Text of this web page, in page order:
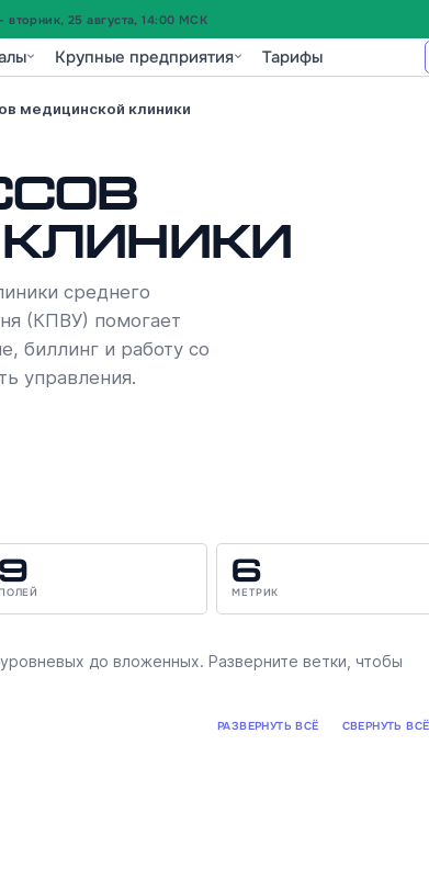
25 августа, 14:00 МСК
Крупные предприятия Тарифы
медицинской клиники
среднего
(КПВУ) помогает
биллинг и работу со
управления.
9 6
МЕТРИК
до вложенных. Разверните ветки, чтобы
РАЗВЕРНУТЬ ВСЁ СВЕРНУТЬ ВСЁ